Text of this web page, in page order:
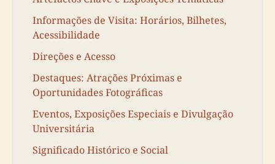
Informações de Visita: Horários, Bilhetes,
Acessibilidade
Direções e Acesso
Destaques: Atrações Próximas e
Oportunidades Fotográficas
Eventos, Exposições Especiais e Divulgação
Universitária
Significado Histórico e Social